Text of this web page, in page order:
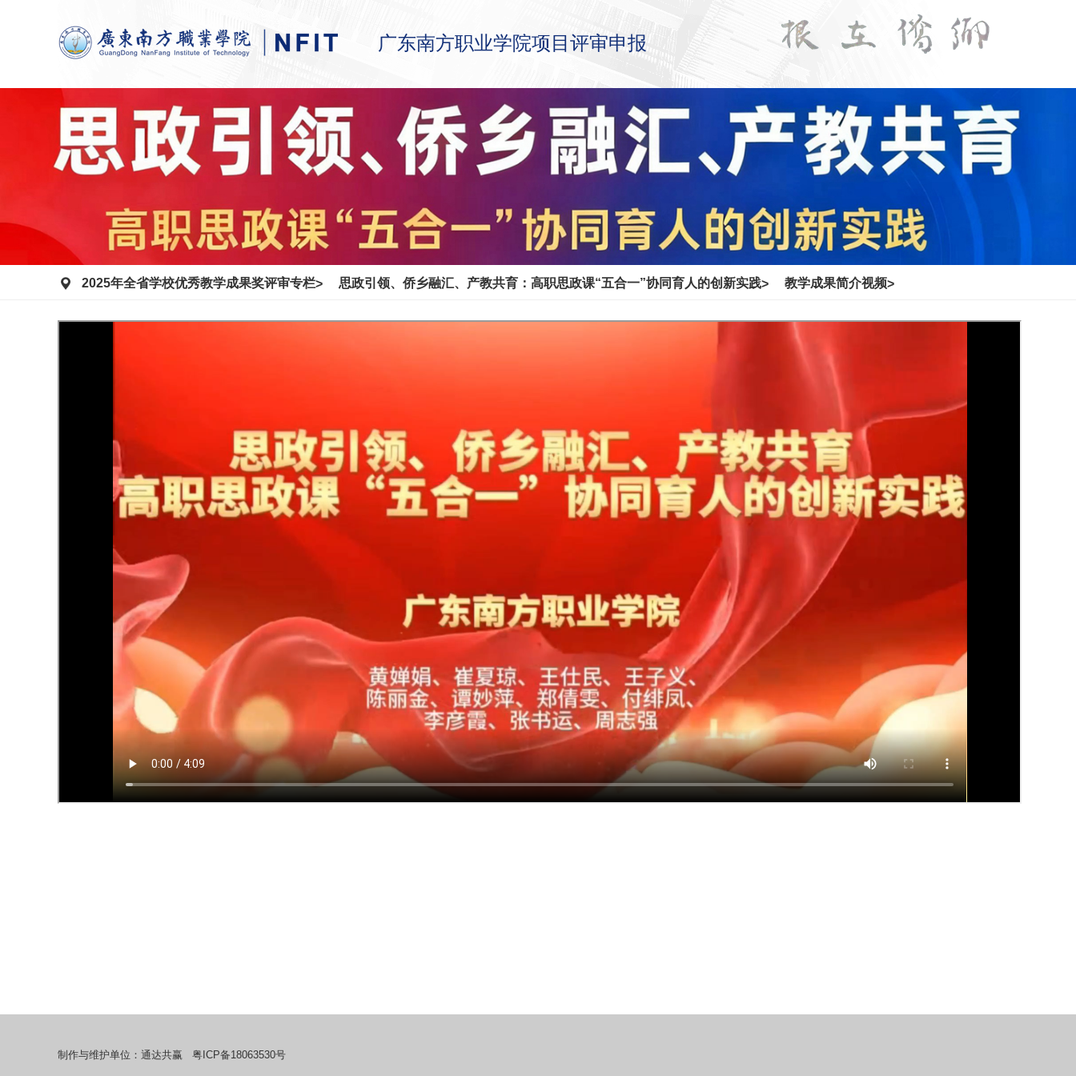
广东南方职业学院项目评审申报
2025年全省学校优秀教学成果奖评审专栏> 思政引领、侨乡融汇、产教共育：高职思政课“五合一”协同育人的创新实践> 教学成果简介视频>
制作与维护单位： 通达共赢 粤ICP备18063530号